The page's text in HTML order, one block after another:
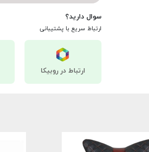
سوال دارید؟
ارتباط سریع با پشتیبانی
ارتباط در روبیکا